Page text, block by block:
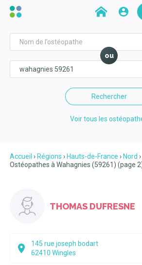
ou
Rechercher
Voir tous les
Accueil Régions Hauts-de-France
Nord
Ostéopathes à Wahagnies (59261) (page
THOMAS DUFRESNE
145 rue joseph bodart
62410 Wingles